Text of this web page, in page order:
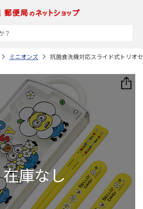
ミニオンズ 抗菌食洗機対応スライド式トリオ